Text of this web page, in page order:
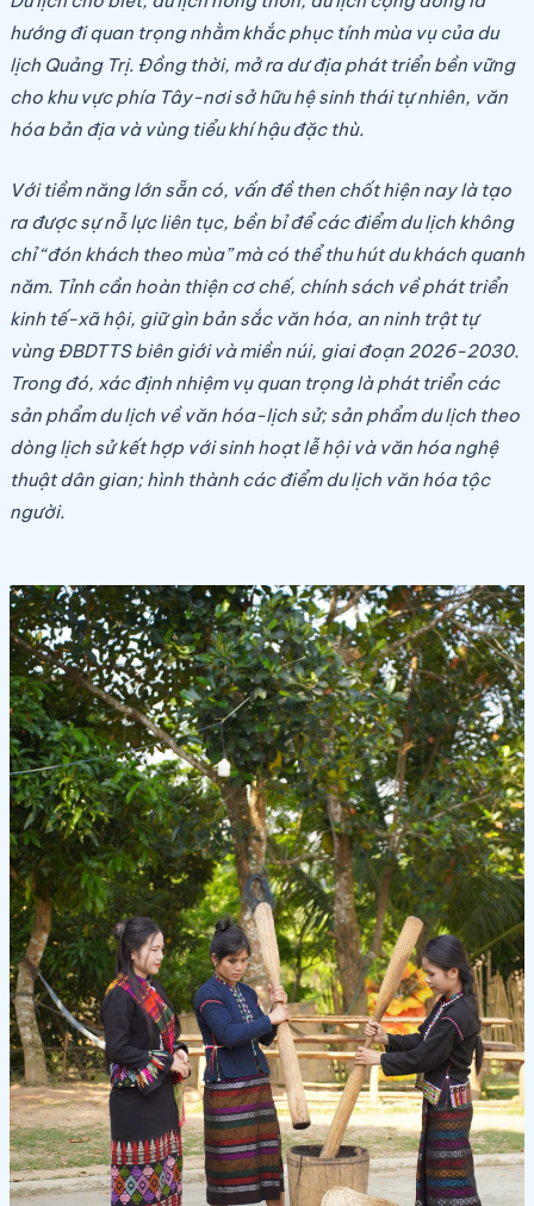
hướng đi quan trọng nhằm khắc phục tính mùa vụ của du
lịch Quảng Trị. Đồng thời, mở ra dư địa phát triển bền vững
cho khu vực phía Tây-nơi sở hữu hệ sinh thái tự nhiên, văn
hóa bản địa và vùng tiểu khí hậu đặc thù.
Với tiềm năng lớn sẵn có, vấn đề then chốt hiện nay là tạo
ra được sự nỗ lực liên tục, bền bỉ để các điểm du lịch không
chỉ “đón khách theo mùa” mà có thể thu hút du khách quanh
năm. Tỉnh cần hoàn thiện cơ chế, chính sách về phát triển
kinh tế-xã hội, giữ gìn bản sắc văn hóa, an ninh trật tự
vùng ĐBDTTS biên giới và miền núi, giai đoạn 2026-2030.
Trong đó, xác định nhiệm vụ quan trọng là phát triển các
sản phẩm du lịch về văn hóa-lịch sử; sản phẩm du lịch theo
dòng lịch sử kết hợp với sinh hoạt lễ hội và văn hóa nghệ
thuật dân gian; hình thành các điểm du lịch văn hóa tộc
người.